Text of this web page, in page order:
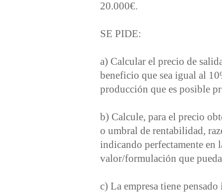
20.000€.
SE PIDE:
a) Calcular el precio de
beneficio que sea igual al
producción que es posible
b) Calcule, para el precio
o umbral de rentabilidad,
indicando perfectamente en
valor/formulación que
c) La empresa tiene